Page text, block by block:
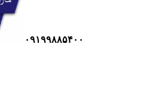
۰۹۱۹۹۸۸۵۴۰۰